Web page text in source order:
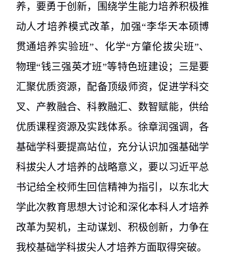
养，要勇于创新，围绕学生能力培养积极推
动人才培养模式改革，加强“李华天本硕博
贯通培养实验班”、化学“方肇伦拔尖班”、
物理“钱三强英才班”等特色班建设；三是要
汇聚优质资源，配备顶级师资，促进学科交
叉、产教融合、科教融汇、数智赋能，供给
优质课程资源及实践体系。徐章润强调，各
基础学科要提高站位，充分认识加强基础学
科拔尖人才培养的战略意义，要以习近平总
书记给全校师生回信精神为指引，以东北大
学此次教育思想大讨论和深化本科人才培养
改革为契机，主动谋划、积极创新，力争在
我校基础学科拔尖人才培养方面取得突破。